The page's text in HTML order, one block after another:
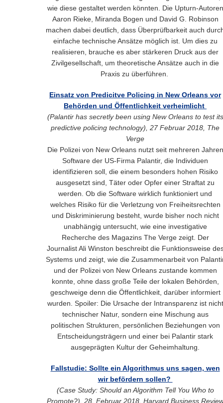
wie diese gestaltet werden könnten. Die Upturn-Autoren
Aaron Rieke, Miranda Bogen und David G. Robinson
machen dabei deutlich, dass Überprüfbarkeit auch
einfache technische Ansätze möglich ist. Um dies zu
realisieren, brauche es aber stärkeren Druck aus der
Zivilgesellschaft, um theoretische Ansätze auch in die
Praxis zu überführen.
Einsatz von Predicitve Policing in New Orleans vor
Behörden und Öffentlichkeit verheimlicht
(Palantir has secretly been using New Orleans to test its
predictive policing technology), 27 Februar 2018, The
Verge
Die Polizei von New Orleans nutzt seit mehreren Jahren
Software der US-Firma Palantir, die Individuen
identifizieren soll, die einem besonders hohen Risiko
ausgesetzt sind, Täter oder Opfer einer Straftat zu
werden. Ob die Software wirklich funktioniert und
welches Risiko für die Verletzung von Freiheitsrechten
und Diskriminierung besteht, wurde bisher noch nicht
unabhängig untersucht, wie eine investigative
Recherche des Magazins The Verge zeigt. Der
Journalist Ali Winston beschreibt die Funktionsweise
Systems und zeigt, wie die Zusammenarbeit von
und der Polizei von New Orleans zustande kommen
konnte, ohne dass große Teile der lokalen Behörden,
geschweige denn die Öffentlichkeit, darüber informiert
wurden. Spoiler: Die Ursache der Intransparenz ist nicht
technischer Natur, sondern eine Mischung aus
politischen Strukturen, persönlichen Beziehungen von
Entscheidungsträgern und einer bei Palantir stark
ausgeprägten Kultur der Geheimhaltung.
Fallstudie: Sollte ein Algorithmus uns sagen, wen
wir befördern sollen?
(Case Study: Should an Algorithm Tell You Who to
Promote?), 28. Februar 2018, Harvard Business